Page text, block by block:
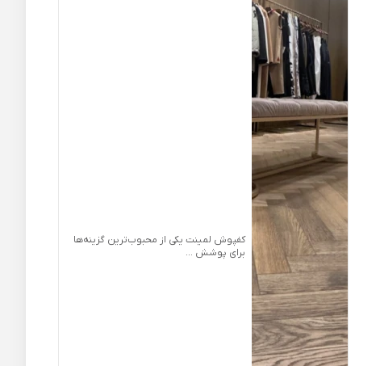
کفپوش لمینت یکی از محبوب‌ترین گزینه‌ها
برای پوشش ...